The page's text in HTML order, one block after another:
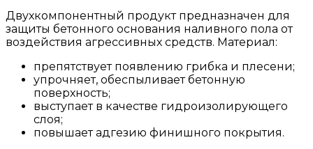
Двухкомпонентный продукт предназначен для
защиты бетонного основания наливного пола от
воздействия агрессивных средств. Материал:
препятствует появлению грибка и плесени;
упрочняет, обеспыливает бетонную
поверхность;
выступает в качестве гидроизолирующего
слоя;
повышает адгезию финишного покрытия.